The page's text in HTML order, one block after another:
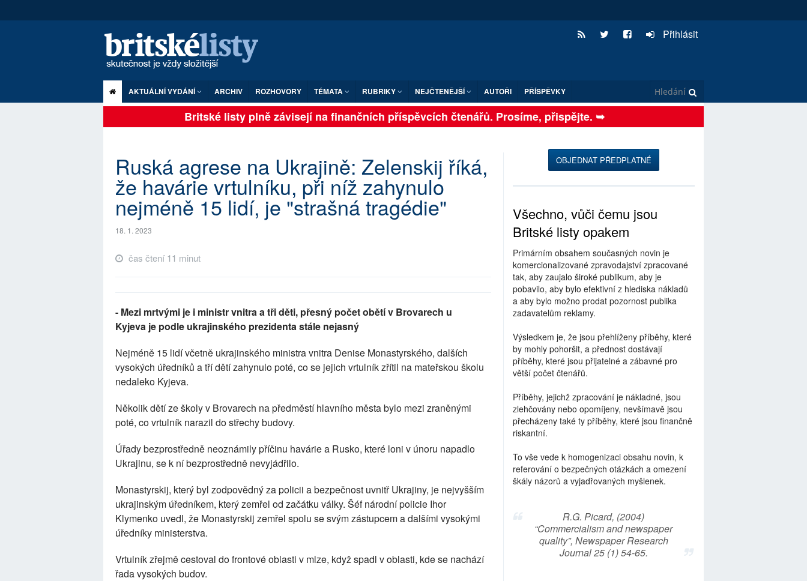
Přihlásit
AKTUÁLNÍ VYDÁNÍ ARCHIV ROZHOVORY TÉMATA RUBRIKY NEJČTENĚJŠÍ AUTOŘI PŘÍSPĚVKY
Britské listy plně závisejí na finančních příspěvcích čtenářů. Prosíme, přispějte. ➥
Ruská agrese na Ukrajině: Zelenskij říká,
že havárie vrtulníku, při níž zahynulo
nejméně 15 lidí, je "strašná tragédie"
18. 1. 2023
čas čtení 11 minut
- Mezi mrtvými je i ministr vnitra a tři děti, přesný počet obětí v Brovarech u
Kyjeva je podle ukrajinského prezidenta stále nejasný
Nejméně 15 lidí včetně ukrajinského ministra vnitra Denise Monastyrského, dalších
vysokých úředníků a tří dětí zahynulo poté, co se jejich vrtulník zřítil na mateřskou školu
nedaleko Kyjeva.
Několik dětí ze školy v Brovarech na předměstí hlavního města bylo mezi zraněnými
poté, co vrtulník narazil do střechy budovy.
Úřady bezprostředně neoznámily příčinu havárie a Rusko, které loni v únoru napadlo
Ukrajinu, se k ní bezprostředně nevyjádřilo.
Monastyrskij, který byl zodpovědný za policii a bezpečnost uvnitř Ukrajiny, je nejvyšším
ukrajinským úředníkem, který zemřel od začátku války. Šéf národní policie Ihor
Klymenko uvedl, že Monastyrskij zemřel spolu se svým zástupcem a dalšími vysokými
úředníky ministerstva.
Vrtulník zřejmě cestoval do frontové oblasti v mlze, když spadl v oblasti, kde se nachází
řada vysokých budov.
OBJEDNAT PŘEDPLATNÉ
Všechno, vůči čemu jsou
Britské listy opakem
Primárním obsahem současných novin je
komercionalizované zpravodajství zpracované
tak, aby zaujalo široké publikum, aby je
pobavilo, aby bylo efektivní z hlediska nákladů
a aby bylo možno prodat pozornost publika
zadavatelům reklamy.
Výsledkem je, že jsou přehlíženy příběhy, které
by mohly pohoršit, a přednost dostávají
příběhy, které jsou přijatelné a zábavné pro
větší počet čtenářů.
Příběhy, jejichž zpracování je nákladné, jsou
zlehčovány nebo opomíjeny, nevšímavě jsou
přecházeny také ty příběhy, které jsou finančně
riskantní.
To vše vede k homogenizaci obsahu novin, k
referování o bezpečných otázkách a omezení
škály názorů a vyjadřovaných myšlenek.
R.G. Picard, (2004)
“Commercialism and newspaper
quality”, Newspaper Research
Journal 25 (1) 54-65.